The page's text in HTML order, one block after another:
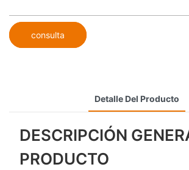
consulta
Detalle Del Producto
DESCRIPCIÓN
PRODUCTO